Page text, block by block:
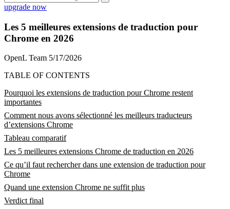
upgrade now
Les 5 meilleures extensions de traduction pour
Chrome en 2026
OpenL Team 5/17/2026
TABLE OF CONTENTS
Pourquoi les extensions de traduction pour Chrome restent
importantes
Comment nous avons sélectionné les meilleurs traducteurs
d’extensions Chrome
Tableau comparatif
Les 5 meilleures extensions Chrome de traduction en 2026
Ce qu’il faut rechercher dans une extension de traduction pour
Chrome
Quand une extension Chrome ne suffit plus
Verdict final